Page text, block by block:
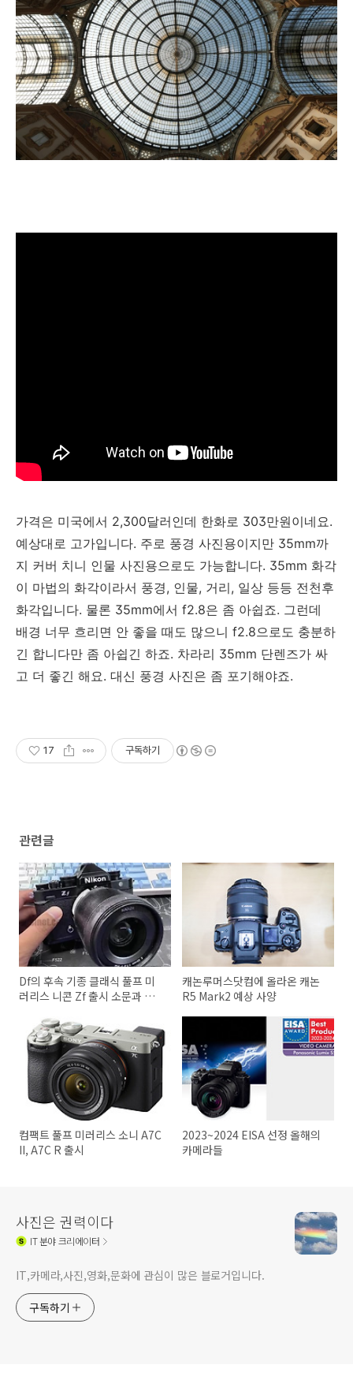
가격은 미국에서 2,300달러인데 한화로 303만원이네요.
예상대로 고가입니다. 주로 풍경 사진용이지만 35mm까
지 커버 치니 인물 사진용으로도 가능합니다. 35mm 화각
이 마법의 화각이라서 풍경, 인물, 거리, 일상 등등 전천후
화각입니다. 물론 35mm에서 f2.8은 좀 아쉽죠. 그런데
배경 너무 흐리면 안 좋을 때도 많으니 f2.8으로도 충분하
긴 합니다만 좀 아쉽긴 하죠. 차라리 35mm 단렌즈가 싸
고 더 좋긴 해요. 대신 풍경 사진은 좀 포기해야죠.
17 구독하기
관련글
Df의 후속 기종 클래식 풀프 미
러리스 니콘 Zf 출시 소문과 사
캐논루머스닷컴에 올라온 캐논
R5 Mark2 예상 사양
컴팩트 풀프 미러리스 소니 A7C
II, A7C R 출시
2023~2024 EISA 선정 올해의
카메라들
사진은 권력이다
IT분야 크리에이터
IT,카메라,사진,영화,문화에 관심이 많은 블로거입니다.
구독하기